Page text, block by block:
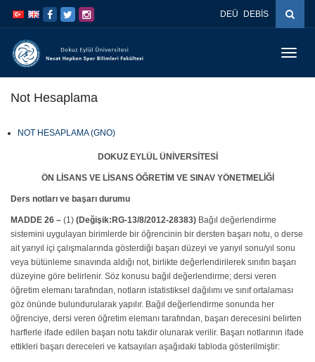
atla
Navigasyona
atla
DEÜ DEBİS
Not Hesaplama
NOT HESAPLAMA (GNO)
DOKUZ EYLÜL ÜNİVERSİTESİ
ÖN LİSANS VE LİSANS ÖĞRETİM VE SINAV YÖNETMELİĞİ
Ders notları ve başarı durumu
MADDE 26 – (1) (Değişik:RG-13/8/2012-28383) Bağıl değerlendirme
sistemini uygulayan birimlerde bir öğrencinin bir dersten başarı notu, o derse
ait yarıyıl içi çalışmalarında gösterdiği başarı düzeyi ve yarıyıl sonu/yıl sonu
veya bütünleme sınavında aldığı not, birlikte değerlendirilerek sınıfın başarı
düzeyine göre belirlenir. Söz konusu bağıl değerlendirme; dersi veren
öğretim elemanı tarafından, notların istatistiksel dağılımı ve sınıf ortalaması
göz önünde bulundurularak yapılır. Bağıl değerlendirme sonunda her
öğrenciye, dersi veren öğretim elemanı tarafından, başarı derecesini belirten
harflerle ifade edilen başarı notu takdir olunarak verilir. Başarı notlarının ifade
ettikleri başarı dereceleri ve katsayıları aşağıdaki tabloda gösterilmiştir: